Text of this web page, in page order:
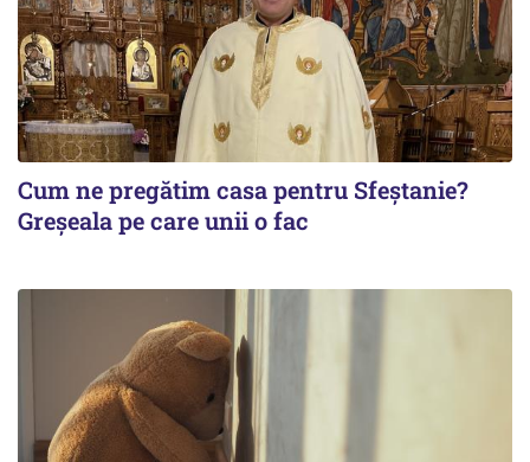
Cum ne pregătim casa pentru Sfeștanie?
Greșeala pe care unii o fac